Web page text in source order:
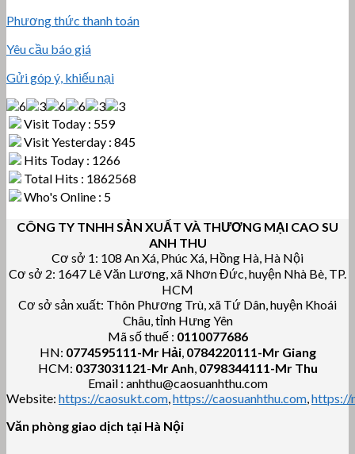
Phương thức thanh toán
Yêu cầu báo giá
Gửi góp ý, khiếu nại
Visit Today : 559
Visit Yesterday : 845
Hits Today : 1266
Total Hits : 1862568
Who's Online : 5
CÔNG TY TNHH SẢN XUẤT VÀ THƯƠNG MẠI CAO SU
ANH THU
Cơ sở 1: 108 An Xá, Phúc Xá, Hồng Hà, Hà Nội
Cơ sở 2: 1647 Lê Văn Lương, xã Nhơn Đức, huyện Nhà Bè, TP.
HCM
Cơ sở sản xuất: Thôn Phương Trù, xã Tứ Dân, huyện Khoái
Châu, tỉnh Hưng Yên
Mã số thuế : 0110077686
HN: 0774595111-Mr Hải, 0784220111-Mr Giang
HCM: 0373031121-Mr Anh, 0798344111-Mr Thu
Email : anhthu@caosuanhthu.com
Website: https://caosukt.com,https://caosuanhthu.com,https://
Văn phòng giao dịch tại Hà Nội